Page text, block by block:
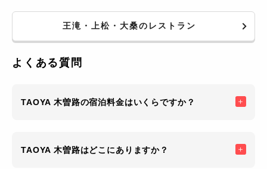
王滝・上松・大桑のレストラン
よくある質問
TAOYA 木曽路の宿泊料金はいくらですか？
TAOYA 木曽路はどこにありますか？